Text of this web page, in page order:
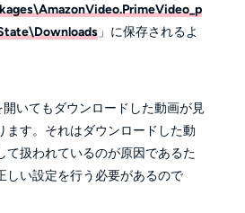
」に保存されるよ
いてもダウンロードした動画が見
ます。それはダウンロードした動
て扱われているのが原因であるた
しい設定を行う必要があるので